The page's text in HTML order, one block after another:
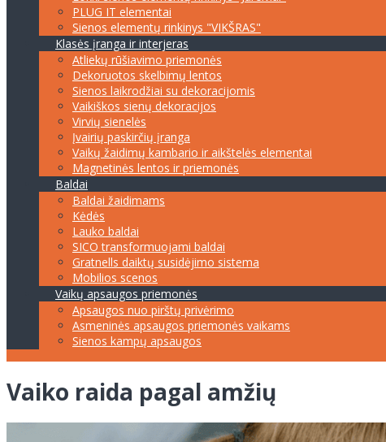
PLUG IT elementai
Sienos elementų rinkinys "VIKŠRAS"
Klasės įranga ir interjeras
Atliekų rūšiavimo priemonės
Dekoruotos skelbimų lentos
Sienos laikrodžiai su dekoracijomis
Vaikiškos sienų dekoracijos
Virvių sienelės
Įvairių paskirčių įranga
Vaikų žaidimų kambario ir aikštelės elementai
Magnetinės lentos ir priemonės
Baldai
Baldai žaidimams
Kėdės
Lauko baldai
SICO transformuojami baldai
Gratnells daiktų susidėjimo sistema
Mobilios scenos
Vaikų apsaugos priemonės
Apsaugos nuo pirštų privėrimo
Asmeninės apsaugos priemonės vaikams
Sienos kampų apsaugos
Vaiko raida pagal amžių